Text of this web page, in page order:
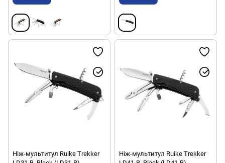
Ніж-мультитул Ruike Trekker
Ніж-мультитул Ruike Trekker